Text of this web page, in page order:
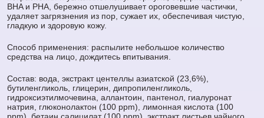
BHA и PHA, бережно отшелушивает ороговевшие частички,
удаляет загрязнения из пор, сужает их, обеспечивая чистую,
гладкую и здоровую кожу.
Способ применения: распылите небольшое количество
средства на лицо, дождитесь впитывания.
Состав: вода, экстракт центеллы азиатской (23,6%),
бутиленгликоль, глицерин, дипропиленгликоль,
гидроксиэтилмочевина, аллантоин, пантенол, гиалуронат
натрия, глюконолактон (100 ppm), лимонная кислота (100
ppm), бетаин салицилат (100 ppm), экстракт листьев чайного